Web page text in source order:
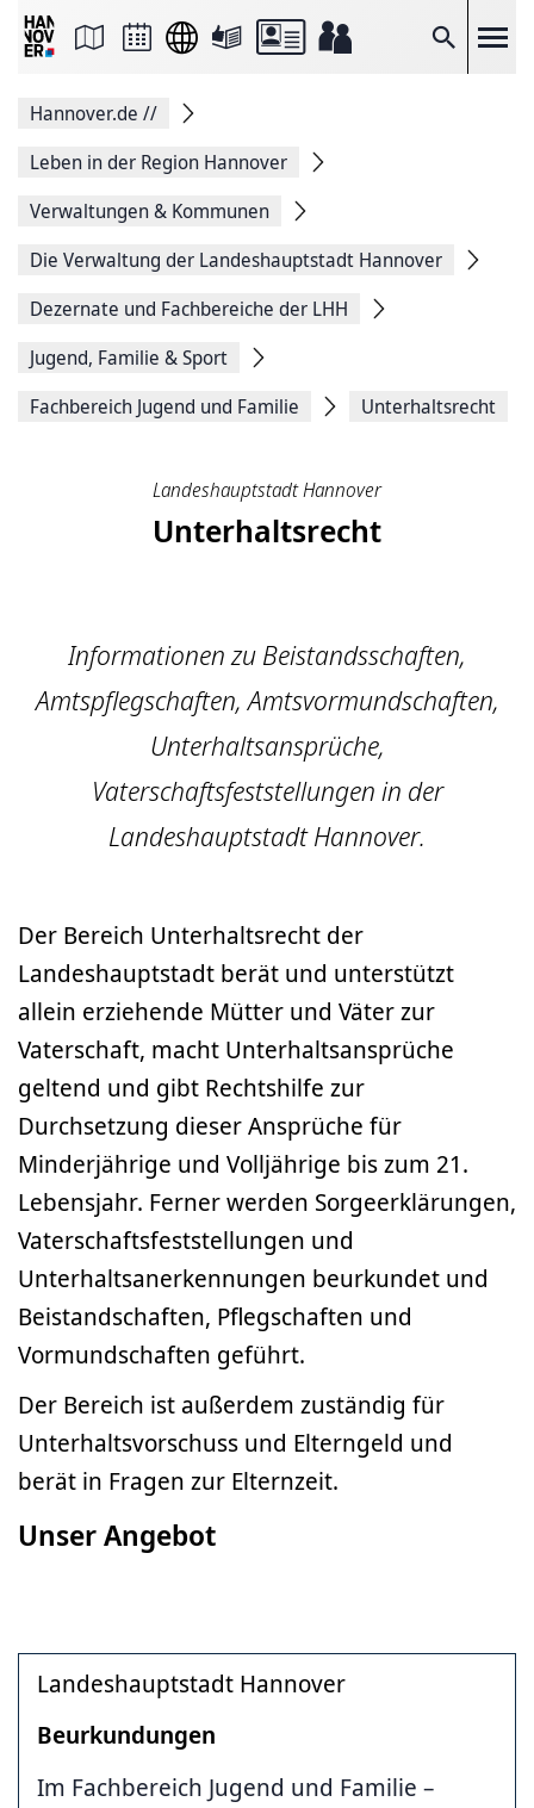
Suche
Seite
Facebook
teilen
Seitenlink
Seite
Hannover.de //
Leben in der Region Hannover
Verwaltungen & Kommunen
Die Verwaltung der Landeshauptstadt Hannover
Dezernate und Fachbereiche der LHH
Jugend, Familie & Sport
Fachbereich Jugend und Familie
Unterhaltsrecht
Landeshauptstadt Hannover
Unterhaltsrecht
Informationen zu Beistandsschaften,
Amtspflegschaften, Amtsvormundschaften,
Unterhaltsansprüche,
Vaterschaftsfeststellungen in der
Landeshauptstadt Hannover.
Der Bereich Unterhaltsrecht der
Landeshauptstadt berät und unterstützt
allein erziehende Mütter und Väter zur
Vaterschaft, macht Unterhaltsansprüche
geltend und gibt Rechtshilfe zur
Durchsetzung dieser Ansprüche für
Minderjährige und Volljährige bis zum 21.
Lebensjahr. Ferner werden Sorgeerklärungen,
Vaterschaftsfeststellungen und
Unterhaltsanerkennungen beurkundet und
Beistandschaften, Pflegschaften und
Vormundschaften geführt.
Der Bereich ist außerdem zuständig für
Unterhaltsvorschuss und Elterngeld und
berät in Fragen zur Elternzeit.
Unser Angebot
Landeshauptstadt Hannover
Beurkundungen
Im Fachbereich Jugend und Familie –